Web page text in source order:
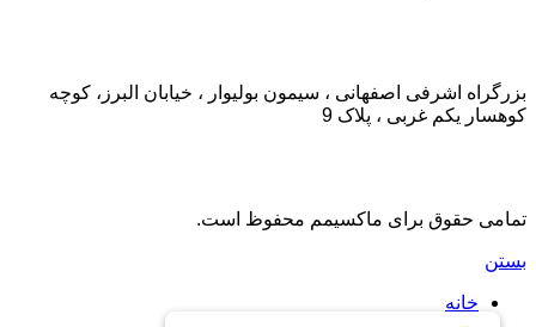
بزرگراه اشرفی اصفهانی ، سیمون بولیوار ، خیابان البرز، کوچه
کوهسار یکم غربی ، پلاک 9
تمامی حقوق برای ماکسیمم محفوظ است.
بستن
خانه